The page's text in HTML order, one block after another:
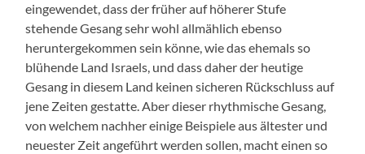
eingewendet, dass der früher auf höherer Stufe
stehende Gesang sehr wohl allmählich ebenso
heruntergekommen sein könne, wie das ehemals so
blühende Land Israels, und dass daher der heutige
Gesang in diesem Land keinen sicheren Rückschluss auf
jene Zeiten gestatte. Aber dieser rhythmische Gesang,
von welchem nachher einige Beispiele aus ältester und
neuester Zeit angeführt werden sollen, macht einen so